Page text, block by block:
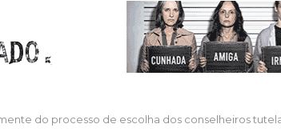
do processo de escolha dos conselheiros